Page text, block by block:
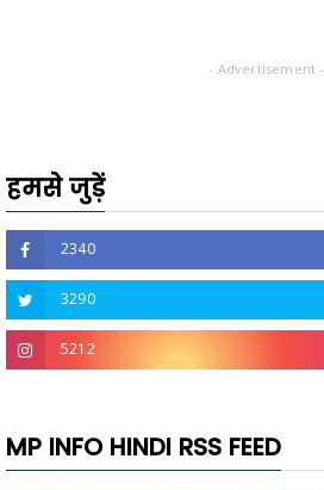
- Advertisement -
हमसे जुड़ें
2340
3290
5212
MP INFO HINDI RSS FEED